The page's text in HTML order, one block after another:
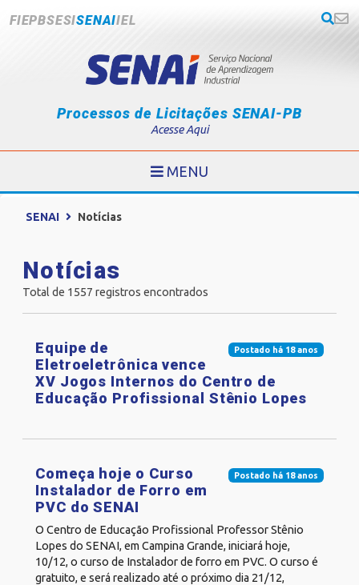
FIEPBSESISENAIIEL
Processos de Licitações SENAI-PB
Acesse Aqui
MENU
SENAI Notícias
Notícias
Total de 1557 registros encontrados
Postado há 18 anos
Equipe de
Eletroeletrônica vence
XV Jogos Internos do Centro de
Educação Profissional Stênio Lopes
Postado há 18 anos
Começa hoje o Curso
Instalador de Forro em
PVC do SENAI
O Centro de Educação Profissional Professor Stênio
Lopes do SENAI, em Campina Grande, iniciará hoje,
10/12, o curso de Instalador de forro em PVC. O curso é
gratuito, e será realizado até o próximo dia 21/12,